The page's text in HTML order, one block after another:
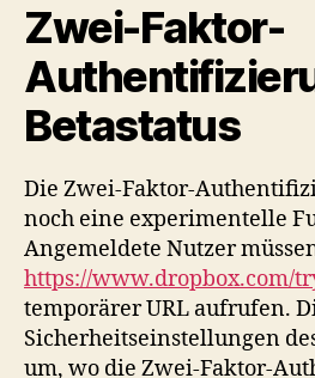
Zwei-Faktor-
Betastatus
Die Zwei-Faktor-
noch eine experimentelle
Angemeldete Nutzer
https://www.dropbox.com/
temporärer URL aufrufen.
Sicherheitseinstellungen
um, wo die Zwei-Faktor-